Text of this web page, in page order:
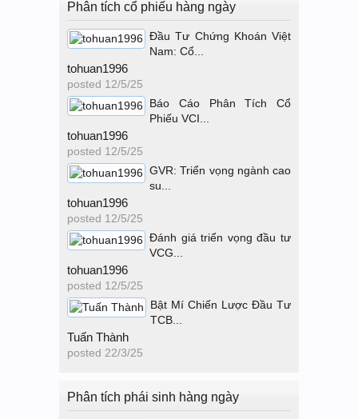
Phân tích cổ phiếu hàng ngày
Đầu Tư Chứng Khoán Việt
Nam: Cổ...
tohuan1996
posted 12/5/25
Báo Cáo Phân Tích Cổ
Phiếu VCI...
tohuan1996
posted 12/5/25
GVR: Triển vọng ngành cao
su...
tohuan1996
posted 12/5/25
Đánh giá triển vọng đầu tư
VCG...
tohuan1996
posted 12/5/25
Bật Mí Chiến Lược Đầu Tư
TCB...
Tuấn Thành
posted 22/3/25
Phân tích phái sinh hàng ngày